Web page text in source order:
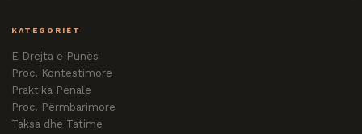
KATEGORIËT
E Drejta e Punës
Proc. Kontestimore
Praktika Penale
Proc. Përmbarimore
Taksa dhe Tatime